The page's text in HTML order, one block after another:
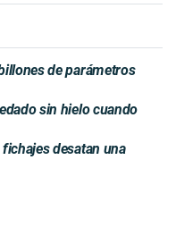
de parámetros
sin hielo cuando
desatan una